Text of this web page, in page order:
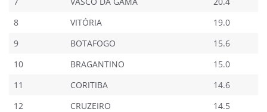
8
VITÓRIA
19.0
9
BOTAFOGO
15.6
10
BRAGANTINO
15.0
11
CORITIBA
14.6
12
CRUZEIRO
14.5